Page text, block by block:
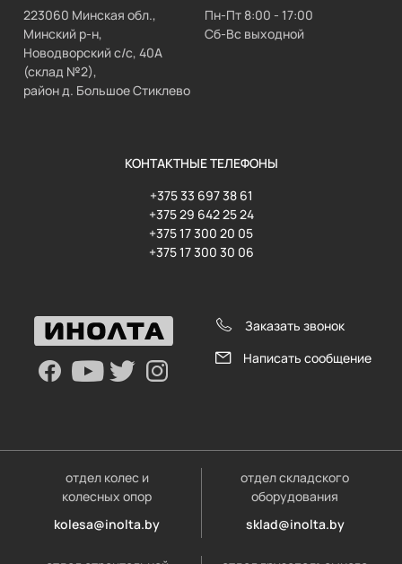
223060 Минская обл.,
Минский р-н,
Новодворский с/с, 40А
(склад №2),
район д. Большое Стиклево
Пн-Пт 8:00 - 17:00
Сб-Вс выходной
КОНТАКТНЫЕ ТЕЛЕФОНЫ
+375 33 697 38 61
+375 29 642 25 24
+375 17 300 20 05
+375 17 300 30 06
Заказать звонок
Написать сообщение
отдел колес и
колесных опор
kolesa@inolta.by
отдел складского
оборудования
sklad@inolta.by